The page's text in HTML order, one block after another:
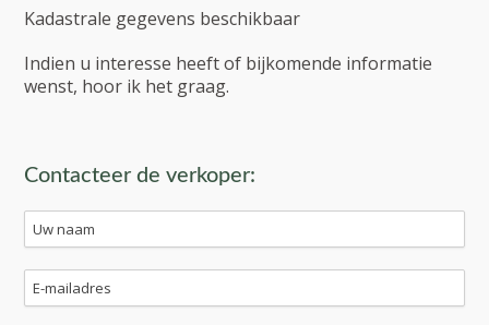
Kadastrale gegevens beschikbaar
Indien u interesse heeft of bijkomende informatie
wenst, hoor ik het graag.
Contacteer de verkoper: